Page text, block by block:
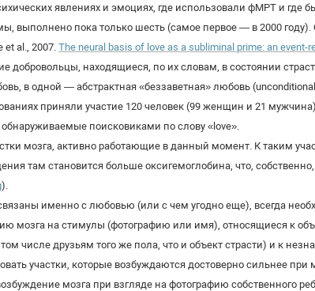
явлениях и эмоциях, где использовали фМРТ и где
выполнено пока только шесть (самое первое — в 2000
al., 2007. The neural basis of love as a subliminal prime: an
добровольцы, находящиеся, по их словам, в состоянии
в одной — абстрактная «беззаветная» любовь
приняли участие 120 человек (99 женщин и 21
поисковиками по слову «love».
мозга, активно работающие в данный момент. К таким
там становится больше оксигемоглобина, что,
).
именно с любовью (или с чем угодно еще), всегда
мозга на стимулы (фотографию или имя), относящиеся к
числе друзьям того же пола, что и объект страсти) и к
участки, которые возбуждаются достоверно сильнее
мозга при взгляде на фотографию собственного